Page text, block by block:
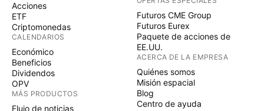
Acciones
ETF
Criptomonedas
CALENDARIOS
Económico
Beneficios
Dividendos
OPV
MÁS PRODUCTOS
Flujo de noticias
Futuros CME Group
Futuros Eurex
Paquete de acciones de
EE.UU.
ACERCA DE LA EMPRESA
Quiénes somos
Misión espacial
Blog
Centro de ayuda